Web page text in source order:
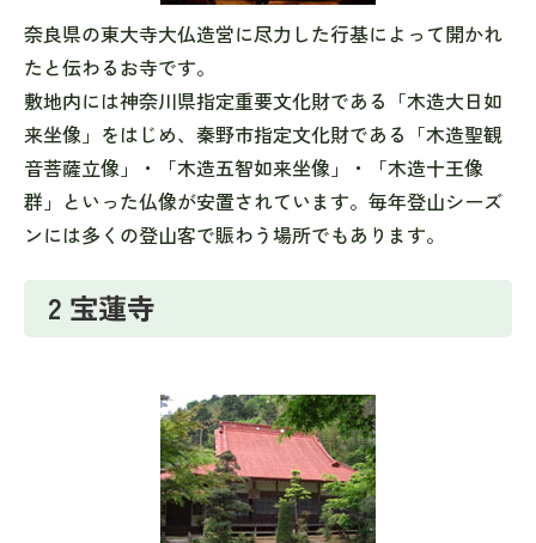
奈良県の東大寺大仏造営に尽力した行基によって開かれ
たと伝わるお寺です。
敷地内には神奈川県指定重要文化財である「木造大日如
来坐像」をはじめ、秦野市指定文化財である「木造聖観
音菩薩立像」・「木造五智如来坐像」・「木造十王像
群」といった仏像が安置されています。毎年登山シーズ
ンには多くの登山客で賑わう場所でもあります。
2 宝蓮寺